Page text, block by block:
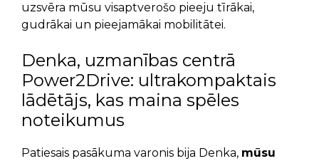
uzsvēra mūsu visaptverošo pieeju tīrākai,
gudrākai un pieejamākai mobilitātei.
Denka, uzmanības centrā
Power2Drive: ultrakompaktais
lādētājs, kas maina spēles
noteikumus
Patiesais pasākuma varonis bija Denka, mūsu